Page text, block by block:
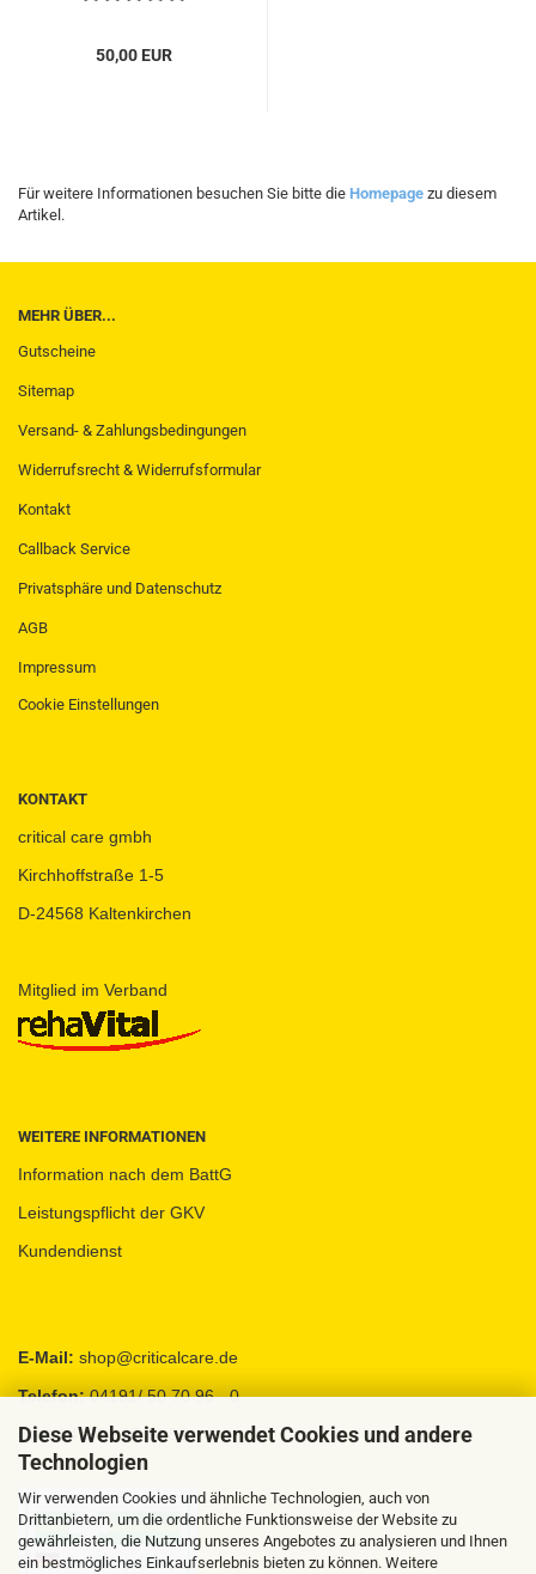
Diese Webseite verwendet Cookies und andere
Technologien
Wir verwenden Cookies und ähnliche Technologien, auch von
Drittanbietern, um die ordentliche Funktionsweise der Website zu
gewährleisten, die Nutzung unseres Angebotes zu analysieren und Ihnen
ein bestmögliches Einkaufserlebnis bieten zu können. Weitere
50,00 EUR
Für weitere Informationen besuchen Sie bitte die Homepage zu diesem
Artikel.
MEHR ÜBER...
Gutscheine
Sitemap
Versand- & Zahlungsbedingungen
Widerrufsrecht & Widerrufsformular
Kontakt
Callback Service
Privatsphäre und Datenschutz
AGB
Impressum
Cookie Einstellungen
KONTAKT
critical care gmbh
Kirchhoffstraße 1-5
D-24568 Kaltenkirchen
Mitglied im Verband
WEITERE INFORMATIONEN
Information nach dem BattG
Leistungspflicht der GKV
Kundendienst
E-Mail: shop@criticalcare.de
Telefon:04191/ 50 70 96 - 0
Fax:04191 / 95 88 92